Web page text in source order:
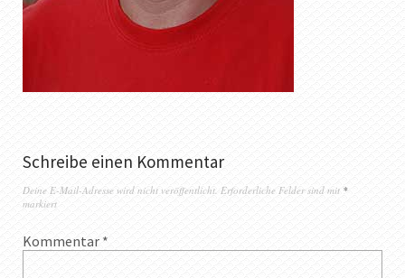
Schreibe einen Kommentar
Deine E-Mail-Adresse wird nicht veröffentlicht. Erforderliche Felder sind mit *
markiert
Kommentar *